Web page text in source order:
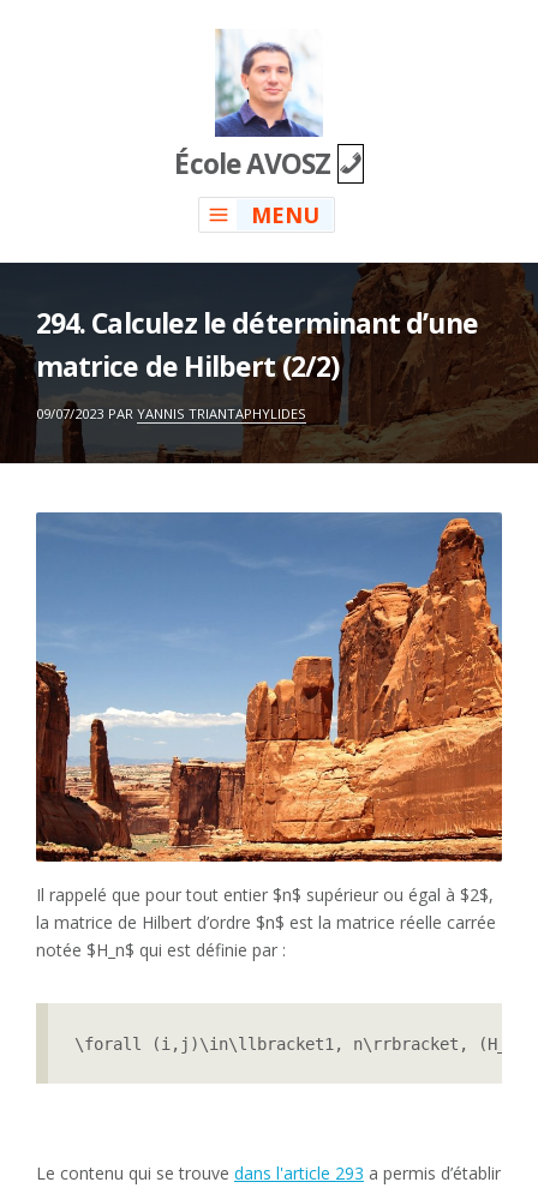
École AVOSZ
MENU
294. Calculez le déterminant d’une
matrice de Hilbert (2/2)
ON
09/07/2023 PAR YANNIS TRIANTAPHYLIDES
Il rappelé que pour tout entier $n$ supérieur ou égal à $2$,
la matrice de Hilbert d’ordre $n$ est la matrice réelle carrée
notée $H_n$ qui est définie par :
\forall (i,j)\in\llbracket1, n\rrbracket,
Le contenu qui se trouve dans l'article 293 a permis d’établir